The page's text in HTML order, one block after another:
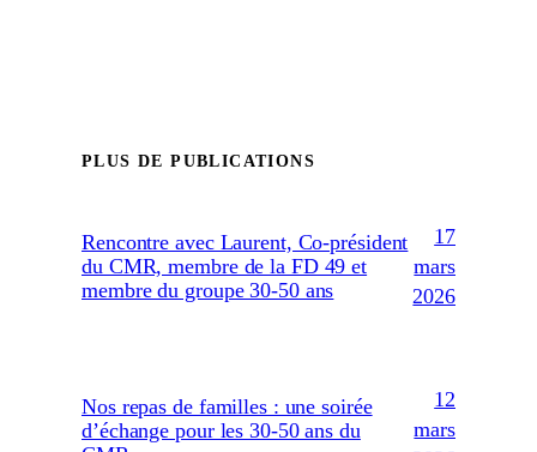
PLUS DE PUBLICATIONS
Rencontre avec Laurent, Co-président
du CMR, membre de la FD 49 et
membre du groupe 30-50 ans
17
mars
2026
Nos repas de familles : une soirée
d’échange pour les 30-50 ans du
12
mars